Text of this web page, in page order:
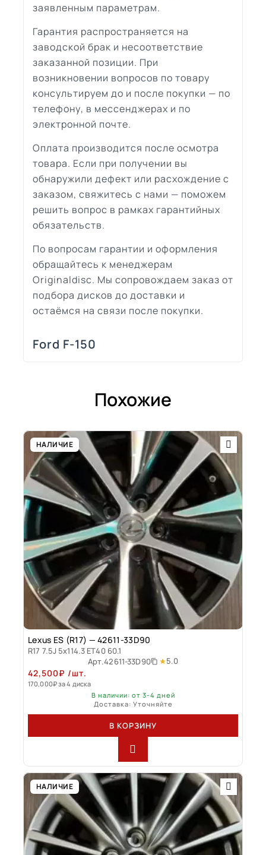
заявленным параметрам.
Гарантия распространяется на
заводской брак и несоответствие
заказанной позиции. При
возникновении вопросов по товару
консультируем до и после покупки — по
телефону, в мессенджерах и по
электронной почте.
Оплата производится после осмотра
товара. Если при получении вы
обнаружили дефект или расхождение с
заказом, свяжитесь с нами — поможем
решить вопрос в рамках гарантийных
обязательств.
По вопросам гарантии и оформления
обращайтесь к менеджерам
Originaldisc. Мы сопровождаем заказ от
подбора дисков до доставки и
остаёмся на связи после покупки.
Ford F-150
Похожие
НАЛИЧИЕ
Lexus ES (R17) — 42611-33D90
R17 7.5J 5x114.3 ET40 60.1
Арт.42611-33D90 5.0
42,500₽ /шт.
170,000₽за 4 диска
В наличии: от 3-4 дней
Доставка: Уточняйте
В КОРЗИНУ
НАЛИЧИЕ